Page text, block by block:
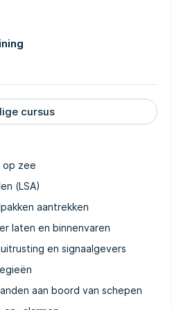
cursus
op zee
(LSA)
aantrekken
laten en binnenvaren
en signaalgevers
aan boord van schepen